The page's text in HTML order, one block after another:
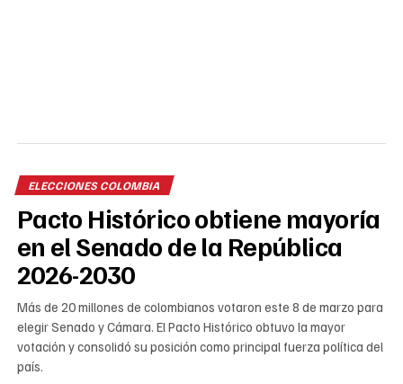
ELECCIONES COLOMBIA
Pacto Histórico obtiene mayoría
en el Senado de la República
2026-2030
Más de 20 millones de colombianos votaron este 8 de marzo para
elegir Senado y Cámara. El Pacto Histórico obtuvo la mayor
votación y consolidó su posición como principal fuerza política del
país.